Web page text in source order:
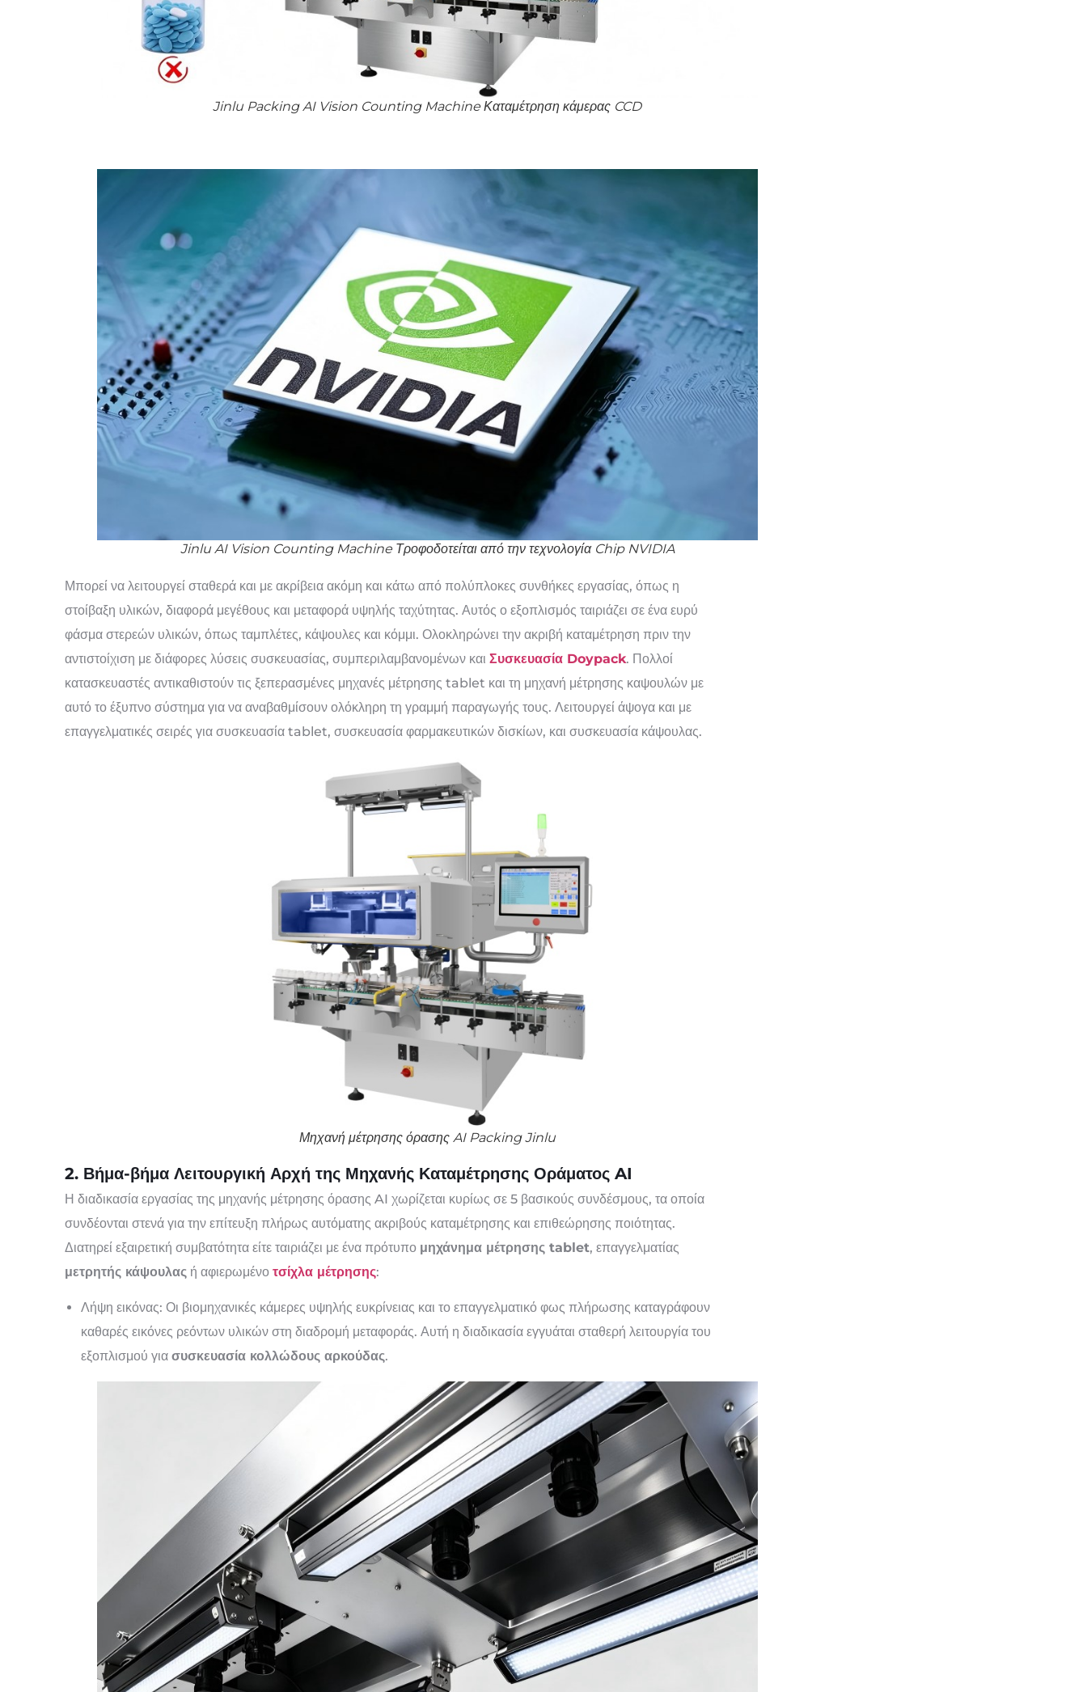
Jinlu Packing AI Vision Counting Machine Καταμέτρηση κάμερας CCD
Jinlu AI Vision Counting Machine Τροφοδοτείται από την τεχνολογία Chip NVIDIA
Μπορεί να λειτουργεί σταθερά και με ακρίβεια ακόμη και κάτω από πολύπλοκες συνθήκες εργασίας, όπως η
στοίβαξη υλικών, διαφορά μεγέθους και μεταφορά υψηλής ταχύτητας. Αυτός ο εξοπλισμός ταιριάζει σε ένα ευρύ
φάσμα στερεών υλικών, όπως ταμπλέτες, κάψουλες και κόμμι. Ολοκληρώνει την ακριβή καταμέτρηση πριν την
αντιστοίχιση με διάφορες λύσεις συσκευασίας, συμπεριλαμβανομένων και Συσκευασία Doypack. Πολλοί
κατασκευαστές αντικαθιστούν τις ξεπερασμένες μηχανές μέτρησης tablet και τη μηχανή μέτρησης καψουλών με
αυτό το έξυπνο σύστημα για να αναβαθμίσουν ολόκληρη τη γραμμή παραγωγής τους. Λειτουργεί άψογα και με
επαγγελματικές σειρές για συσκευασία tablet, συσκευασία φαρμακευτικών δισκίων, και συσκευασία κάψουλας.
Μηχανή μέτρησης όρασης AI Packing Jinlu
2. Βήμα-βήμα Λειτουργική Αρχή της Μηχανής Καταμέτρησης Οράματος AI
Η διαδικασία εργασίας της μηχανής μέτρησης όρασης AI χωρίζεται κυρίως σε 5 βασικούς συνδέσμους, τα οποία
συνδέονται στενά για την επίτευξη πλήρως αυτόματης ακριβούς καταμέτρησης και επιθεώρησης ποιότητας.
Διατηρεί εξαιρετική συμβατότητα είτε ταιριάζει με ένα πρότυπο μηχάνημα μέτρησης tablet, επαγγελματίας
μετρητής κάψουλας ή αφιερωμένο τσίχλα μέτρησης:
Λήψη εικόνας: Οι βιομηχανικές κάμερες υψηλής ευκρίνειας και το επαγγελματικό φως πλήρωσης καταγράφουν
καθαρές εικόνες ρεόντων υλικών στη διαδρομή μεταφοράς. Αυτή η διαδικασία εγγυάται σταθερή λειτουργία του
εξοπλισμού για συσκευασία κολλώδους αρκούδας.